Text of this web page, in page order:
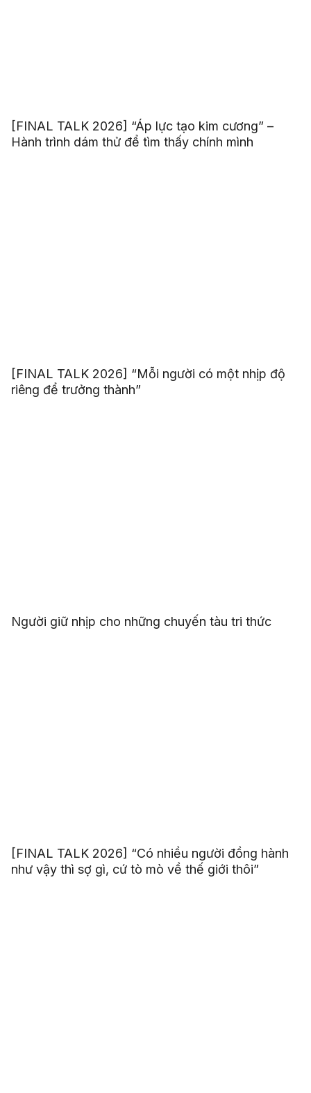
[FINAL TALK 2026] “Áp lực tạo kim cương” –
Hành trình dám thử để tìm thấy chính mình
[FINAL TALK 2026] “Mỗi người có một nhịp độ
riêng để trưởng thành”
Người giữ nhịp cho những chuyến tàu tri thức
[FINAL TALK 2026] “Có nhiều người đồng hành
như vậy thì sợ gì, cứ tò mò về thế giới thôi”